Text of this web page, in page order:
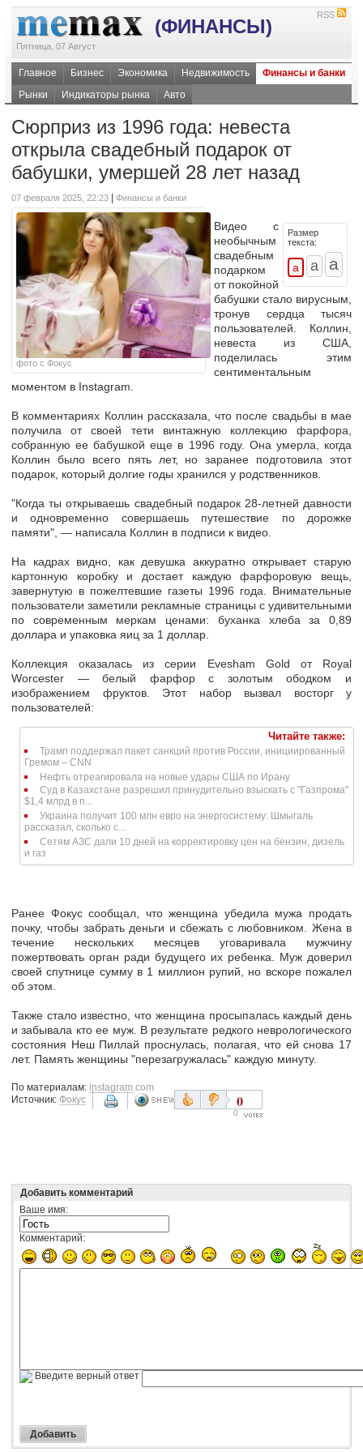
(ФИНАНСЫ)
Пятница, 07 Август
RSS
Главное Бизнес Экономика Недвижимость
Финансы и банки
Рынки
Индикаторы рынка Авто
Сюрприз из 1996 года: невеста
открыла свадебный подарок от
бабушки, умершей 28 лет назад
07 февраля 2025, 22:23 Финансы и банки
фото с Фокус
Размер
текста:
Видео с
необычным
свадебным
подарком
от покойной
бабушки стало вирусным,
тронув сердца тысяч
пользователей. Коллин,
невеста из США,
поделилась этим
сентиментальным
моментом в Instagram.
В комментариях Коллин рассказала, что после свадьбы в мае
получила от своей тети винтажную коллекцию фарфора,
собранную ее бабушкой еще в 1996 году. Она умерла, когда
Коллин было всего пять лет, но заранее подготовила этот
подарок, который долгие годы хранился у родственников.
"Когда ты открываешь свадебный подарок 28-летней давности
и одновременно совершаешь путешествие по дорожке
памяти", — написала Коллин в подписи к видео.
На кадрах видно, как девушка аккуратно открывает старую
картонную коробку и достает каждую фарфоровую вещь,
завернутую в пожелтевшие газеты 1996 года. Внимательные
пользователи заметили рекламные страницы с удивительными
по современным меркам ценами: буханка хлеба за 0,89
доллара и упаковка яиц за 1 доллар.
Коллекция оказалась из серии Evesham Gold от Royal
Worcester — белый фарфор с золотым ободком и
изображением фруктов. Этот набор вызвал восторг у
пользователей:
Читайте также:
Трамп поддержал пакет санкций против России, инициированный
Гремом – CNN
Нефть отреагировала на новые удары США по Ирану
Суд в Казахстане разрешил принудительно взыскать с "Газпрома"
$1,4 млрд в п...
Украина получит 100 млн евро на энергосистему: Шмыгаль
рассказал, сколько с...
Сетям АЗС дали 10 дней на корректировку цен на бензин, дизель
и газ
Ранее Фокус сообщал, что женщина убедила мужа продать
почку, чтобы забрать деньги и сбежать с любовником. Жена в
течение нескольких месяцев уговаривала мужчину
пожертвовать орган ради будущего их ребенка. Муж доверил
своей спутнице сумму в 1 миллион рупий, но вскоре пожалел
об этом.
Также стало известно, что женщина просыпалась каждый день
и забывала кто ее муж. В результате редкого неврологического
состояния Неш Пиллай проснулась, полагая, что ей снова 17
лет. Память женщины "перезагружалась" каждую минуту.
По материалам: instagram.com
Источник: Фокус 0
0
Добавить комментарий
Ваше имя:
Комментарий:
Введите верный ответ